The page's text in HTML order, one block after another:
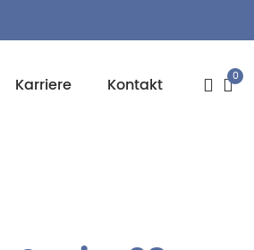
Karriere Kontakt
0